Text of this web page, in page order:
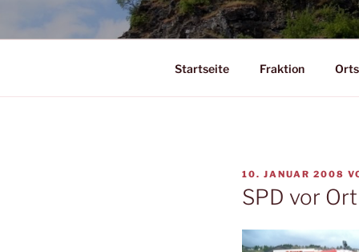
SPD
Informationen zur SPD Runkel
Startseite Fraktion
VERÖFFENTLICHT
AM
10. JANUAR 2008
SPD vor